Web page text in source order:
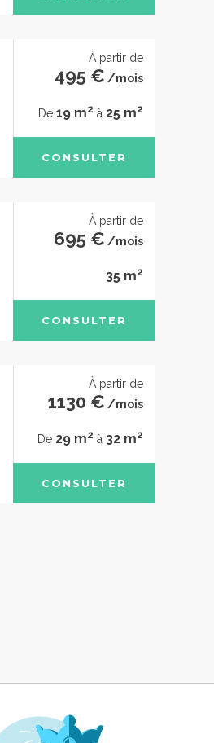
À partir de
495 € /mois
De 19 m2 à 25 m2
CONSULTER
À partir de
695 € /mois
35 m2
CONSULTER
À partir de
1130 € /mois
De 29 m2 à 32 m2
CONSULTER